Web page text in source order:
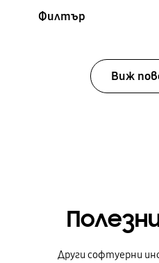
Филтър
Виж
Други софтуерни